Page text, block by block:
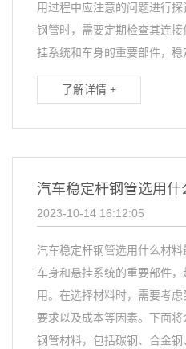
用过程中应注意的问题进行
钢管时，需要定期检查其连
挂系统和车身的重要部件，稳
了解详情 +
汽车稳定杆钢管选用什
2023-10-14 16:12:05
汽车稳定杆钢管选用什么材
车身和悬挂系统的重要部件
用。在选择材料时，需要考
要求以及成本等因素。下面
钢管材料，包括碳钢、合金